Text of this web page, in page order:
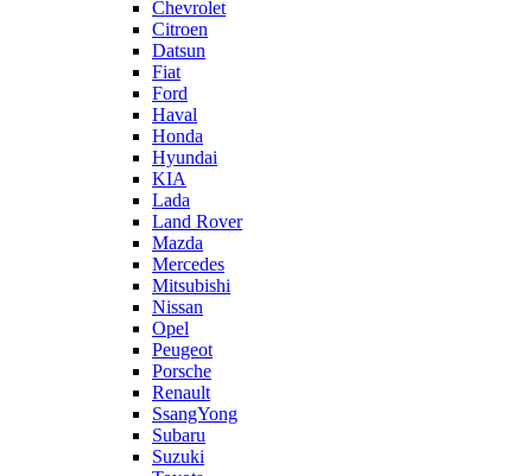
Chevrolet
Citroen
Datsun
Fiat
Ford
Haval
Honda
Hyundai
KIA
Lada
Land Rover
Mazda
Mercedes
Mitsubishi
Nissan
Opel
Peugeot
Porsche
Renault
SsangYong
Subaru
Suzuki